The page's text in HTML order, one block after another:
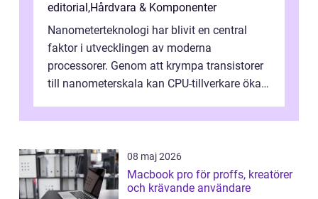
editorial,Hårdvara & Komponenter
Nanometerteknologi har blivit en central
faktor i utvecklingen av moderna
processorer. Genom att krympa transistorer
till nanometerskala kan CPU-tillverkare öka
08 maj 2026
Macbook pro för proffs, kreatörer
och krävande användare